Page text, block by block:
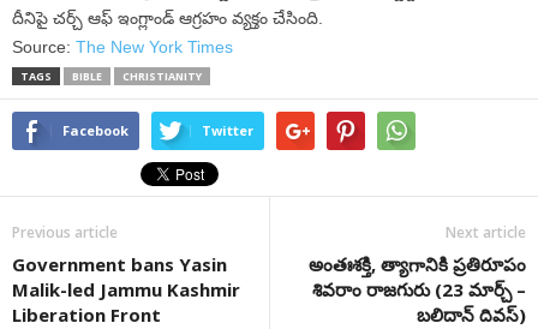
దీనిపై చర్చ్ ఆఫ్ ఇంగ్లాండ్ ఆగ్రహం వ్యక్తం చేసింది.
Source: The New York Times
TAGS BIBLE CHRISTIANITY
Facebook Twitter
Previous article
Government bans Yasin
Malik-led Jammu Kashmir
Liberation Front
Next article
అంతఃశక్తి, త్యాగానికి ప్రతిరూపం
శివరాం రాజగురు (23 మార్చ్ –
బలిదాన్ దివస్)